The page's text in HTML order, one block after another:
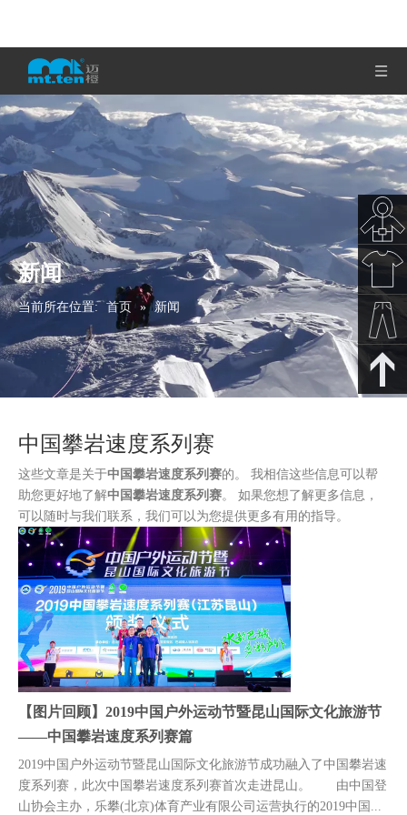
新闻
当前所在位置: 首页 » 新闻
中国攀岩速度系列赛
这些文章是关于中国攀岩速度系列赛的。 我相信这些信息可以帮
助您更好地了解中国攀岩速度系列赛。 如果您想了解更多信息，
可以随时与我们联系，我们可以为您提供更多有用的指导。
【图片回顾】2019中国户外运动节暨昆山国际文化旅游节
——中国攀岩速度系列赛篇
2019中国户外运动节暨昆山国际文化旅游节成功融入了中国攀岩速
度系列赛，此次中国攀岩速度系列赛首次走进昆山。 由中国登
山协会主办，乐攀(北京)体育产业有限公司运营执行的2019中国...
秋冬新
春夏新
款
裤子下